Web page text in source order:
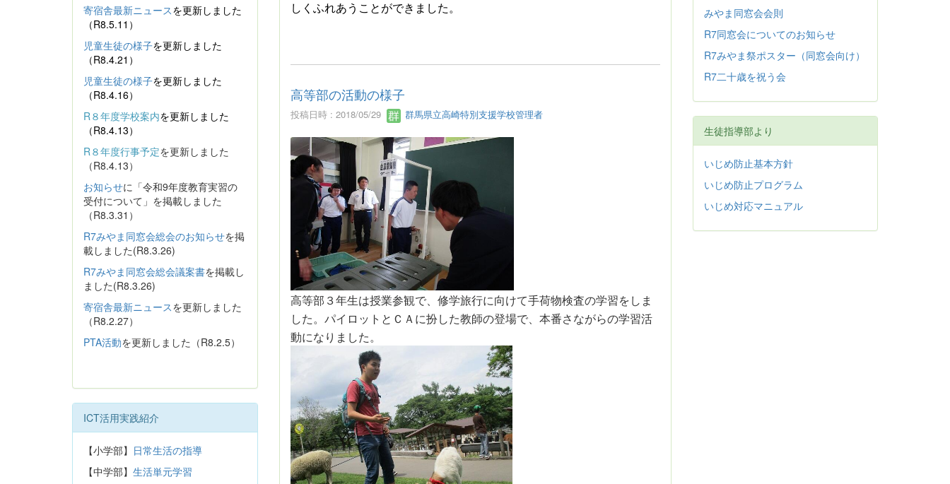
しくふれあうことができました。
高等部の活動の様子
投稿日時 : 2018/05/29 群馬県立高崎特別支援学校管理者
高等部３年生は授業参観で、修学旅行に向けて手荷物検査の学習をしま
した。パイロットとＣＡに扮した教師の登場で、本番さながらの学習活
動になりました。
寄宿舎最新ニュースを更新しました
（R8.5.11）
児童生徒の様子を更新しました
（R8.4.21）
児童生徒の様子を更新しました
（R8.4.16）
R８年度学校案内を更新しました
（R8.4.13）
R８年度行事予定を更新しました
（R8.4.13）
お知らせに「令和9年度教育実習の
受付について」を掲載しました
（R8.3.31）
R7みやま同窓会総会のお知らせを掲
載しました(R8.3.26)
R7みやま同窓会総会議案書を掲載し
ました(R8.3.26)
寄宿舎最新ニュースを更新しました
（R8.2.27）
PTA活動を更新しました（R8.2.5）
ICT活用実践紹介
【小学部】 日常生活の指導
【中学部】 生活単元学習
みやま同窓会会則
R7同窓会についてのお知らせ
R7みやま祭ポスター（同窓会向け）
R7二十歳を祝う会
生徒指導部より
いじめ防止基本方針
いじめ防止プログラム
いじめ対応マニュアル